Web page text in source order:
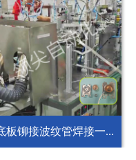
板铆接波纹管焊接一...